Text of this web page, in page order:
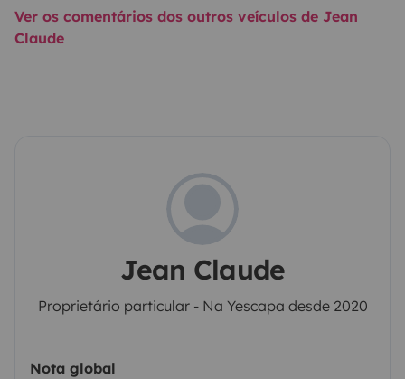
Ver os comentários dos outros veículos de Jean
Claude
Jean Claude
Proprietário particular - Na Yescapa desde 2020
Nota global